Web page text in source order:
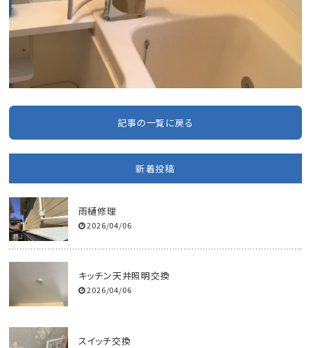
記事の一覧に戻る
新着投稿
雨樋修理
2026/04/06
キッチン天井照明交換
2026/04/06
スイッチ交換